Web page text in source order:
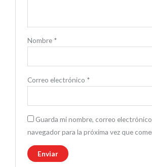
Nombre *
Correo electrónico *
Guarda mi nombre, correo
navegador para la próxima vez que